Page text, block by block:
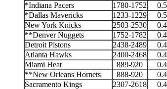
*Indiana Pacers
1780-1752
*Dallas Mavericks
1233-1229
New York Knicks
2503-2530
**Denver Nuggets
1752-1782
Detroit Pistons
2438-2489
Atlanta Hawks
2400-2468
Miami Heat
889-920
**New Orleans Hornets
888-920
Sacramento Kings
2307-2618